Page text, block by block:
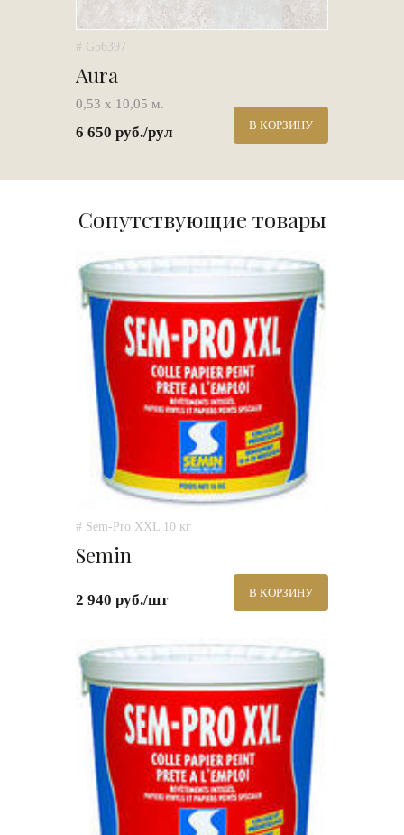
# G56397
Aura
0,53 х 10,05 м.
6 650 руб./рул В КОРЗИНУ
Сопутствующие товары
# Sem-Pro XXL 10 кг
Semin
2 940 руб./шт В КОРЗИНУ